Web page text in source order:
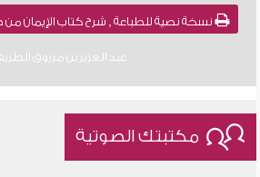
عبد العزيز بن مرزوق
مكتبتك الصوتية